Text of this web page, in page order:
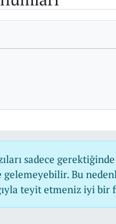
sadece
Bu
teyit etmeniz iyi bir